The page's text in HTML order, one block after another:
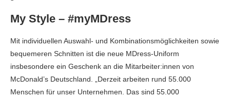
My Style – #myMDress
Mit individuellen Auswahl- und Kombinationsmöglichkeiten sowie
bequemeren Schnitten ist die neue MDress-Uniform
insbesondere ein Geschenk an die Mitarbeiter:innen von
McDonald’s Deutschland. „Derzeit arbeiten rund 55.000
Menschen für unser Unternehmen. Das sind 55.000